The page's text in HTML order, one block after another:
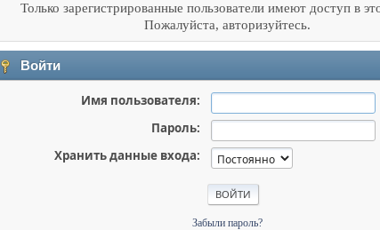
Только зарегистрированные пользователи имеют доступ в
Пожалуйста, авторизуйтесь.
Войти
Имя пользователя:
Пароль:
Хранить данные входа:
Забыли пароль?